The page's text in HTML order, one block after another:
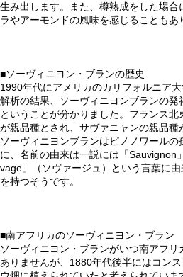
生み出します。また、樽熟成をした場合
ラやアーモンドの風味を感じることもあ
■ソーヴィニヨン・ブランの歴史
1990年代にアメリカのカリフォルニア
解析の結果、ソーヴィニヨンブランの
ということが分かりました。フランス
が親品種とされ、サヴァニャンの親品種
ソーヴィニヨンブランはピノノワール
に、名前の由来は一説には「Sauvignon
vage」（ソヴァージュ）という言葉に
を持つそうです。
■南アフリカのソーヴィニヨン・ブラン
ソーヴィニヨン・ブランがいつ南アフ
ありませんが、1880年代後半にはコン